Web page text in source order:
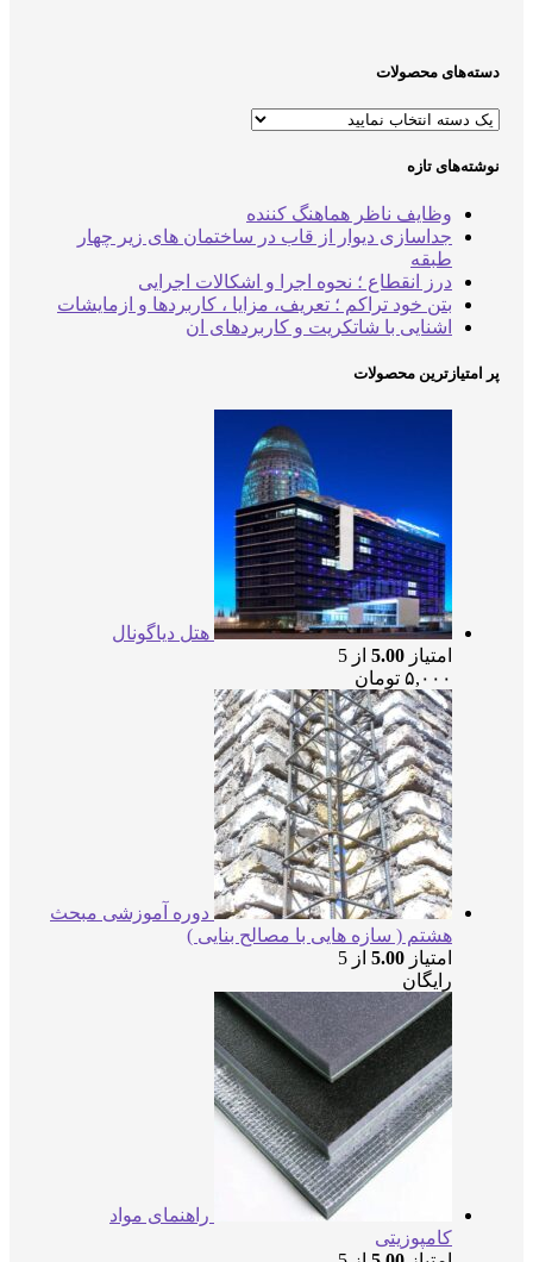
محصولات
تازه
وظایف ناظر هماهنگ کننده
جداسازی دیوار از قاب در ساختمان های زیر چهار
درز انقطاع ؛ نحوه اجرا و اشکالات اجرایی
بتن خود تراکم ؛ تعریف، مزایا ، کاربردها و ازمایشات
اشنایی با شاتکریت و کاربردهای ان
محصولات
هتل دیاگونال
5.00از 5
تومان
دوره آموزشی مبحث
هشتم ( سازه هایی با مصالح بنایی )
5.00از 5
راهنمای مواد
کامپوزیتی